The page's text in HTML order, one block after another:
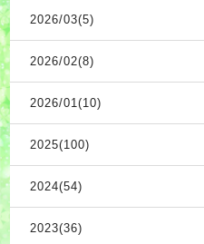
2026/03(5)
2026/02(8)
2026/01(10)
2025(100)
2024(54)
2023(36)